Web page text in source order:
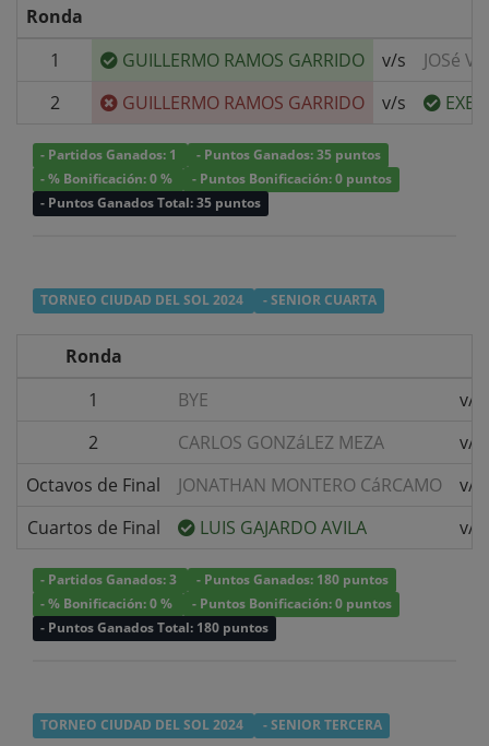
Ronda
1
GUILLERMO RAMOS GARRIDO v/s
JOSé
2
GUILLERMO RAMOS GARRIDO v/s
- Partidos Ganados: 1
- Puntos Ganados: 35 puntos
- % Bonificación: 0 %
- Puntos Bonificación: 0 puntos
- Puntos Ganados Total: 35 puntos
TORNEO CIUDAD DEL SOL 2024 - SENIOR CUARTA
Ronda
1
BYE
v/s
2
CARLOS GONZáLEZ MEZA
v/s
Octavos de Final
JONATHAN MONTERO CáRCAMO
v/s
Cuartos de Final
LUIS GAJARDO AVILA v/s
- Partidos Ganados: 3
- Puntos Ganados: 180 puntos
- % Bonificación: 0 %
- Puntos Bonificación: 0 puntos
- Puntos Ganados Total: 180 puntos
TORNEO CIUDAD DEL SOL 2024 - SENIOR TERCERA